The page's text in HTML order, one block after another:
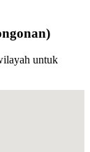
)
untuk